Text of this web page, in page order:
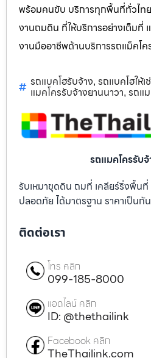
พร้อมคนขับ บริการทุกพื้นที่ทั่วไทย
งานถมดิน ที่ให้บริการอย่างเต็มที่
งานมืออาชีพด้านบริการรถแม็คโค
รถแบคโฮรับจ้าง, รถแบคโฮให้เ
แมคโครรับจ้างยานนาวา, รถแม
รถแมคโครรับ
รับเหมาขุดดิน ถมที่ เคลียร์ริ่งพื้น
ปลอดภัย ได้มาตรฐาน ราคาเป็นกั
ติดต่อเรา
โทร คลิก
099-185-8000
แอดไลน์ คลิก
ID: @thethailink
Facebook คลิก
TheThailink.com